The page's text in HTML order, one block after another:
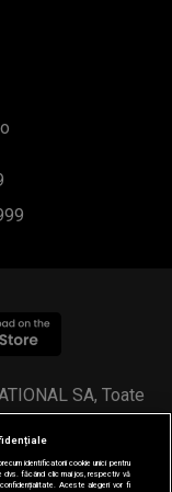
SA, Toate
identificatorii cookie unici pentru
dvs. făcând clic mai jos, respectiv vă
Aceste alegeri vor fi